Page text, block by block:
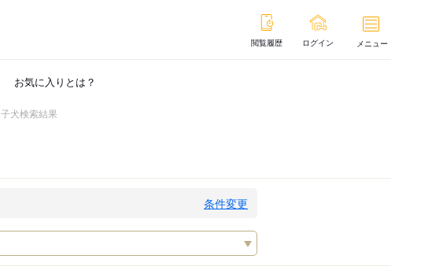
閲覧履歴 ログイン メニュー
お気に入りとは？
子犬検索結果
条件変更